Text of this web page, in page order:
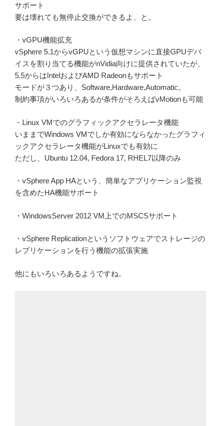
サポート
要は壊れても無停止交換ができるよ、と。
・vGPU機能拡充
vSphere 5.1からvGPUという仮想マシンに直接GPUデバ
イスを割り当てる機能がnVidia向けに提供されていたが、
5.5からはIntelおよびAMD Radeonもサポート
モードが３つあり、Software,Hardware,Automatic。
制約事項がいろいろあるが条件がそろえばvMotionも可能
・Linux VMでのグラフィックアクセラレータ機能
いままでWindows VMでしか有効にならなかったグラフィ
ックアクセラレータ機能がLinuxでも有効に
ただし、Ubuntu 12.04, Fedora 17, RHEL7以降のみ
・vSphere App HAという、簡単なアプリケーション監視
を含めたHA機能サポート
・WindowsServer 2012 VM上でのMSCSサポート
・vSphere Replicationというソフトウェアでストレージの
レプリケーションを行う機能の拡張実施
他にもいろいろあるようですね。